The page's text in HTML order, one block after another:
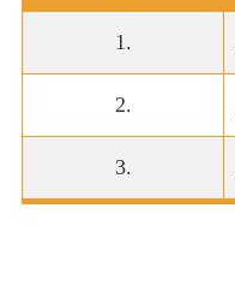
1.
2.
3.